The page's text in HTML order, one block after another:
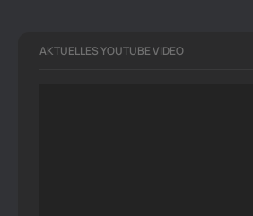
AKTUELLES YOUTUBE VIDEO